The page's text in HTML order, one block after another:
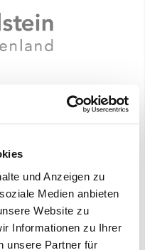
und Anzeigen zu
Medien anbieten
Website zu
Informationen zu Ihrer
unsere Partner für